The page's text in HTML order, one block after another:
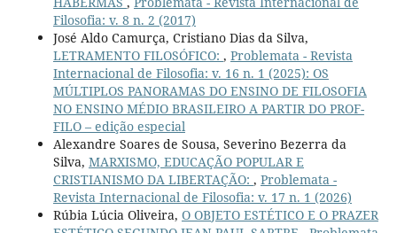
Filosofia: v. 8 n. 2 (2017)
José Aldo Camurça, Cristiano Dias da Silva,
LETRAMENTO FILOSÓFICO: , Problemata - Revista
Internacional de Filosofia: v. 16 n. 1 (2025): OS
MÚLTIPLOS PANORAMAS DO ENSINO DE FILOSOFIA
NO ENSINO MÉDIO BRASILEIRO A PARTIR DO PROF-
FILO – edição especial
Alexandre Soares de Sousa, Severino Bezerra da
Silva, MARXISMO, EDUCAÇÃO POPULAR E
CRISTIANISMO DA LIBERTAÇÃO: , Problemata -
Revista Internacional de Filosofia: v. 17 n. 1 (2026)
Rúbia Lúcia Oliveira, O OBJETO ESTÉTICO E O PRAZER